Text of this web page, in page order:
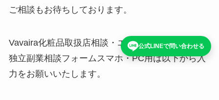
ご相談もお待ちしております。
Vavaira化粧品取扱店相談・エステ技術研修相談。
独立副業相談フォームスマホ・PC用は以下から入
力をお願いいたします。
公式LINEで問い合わせる